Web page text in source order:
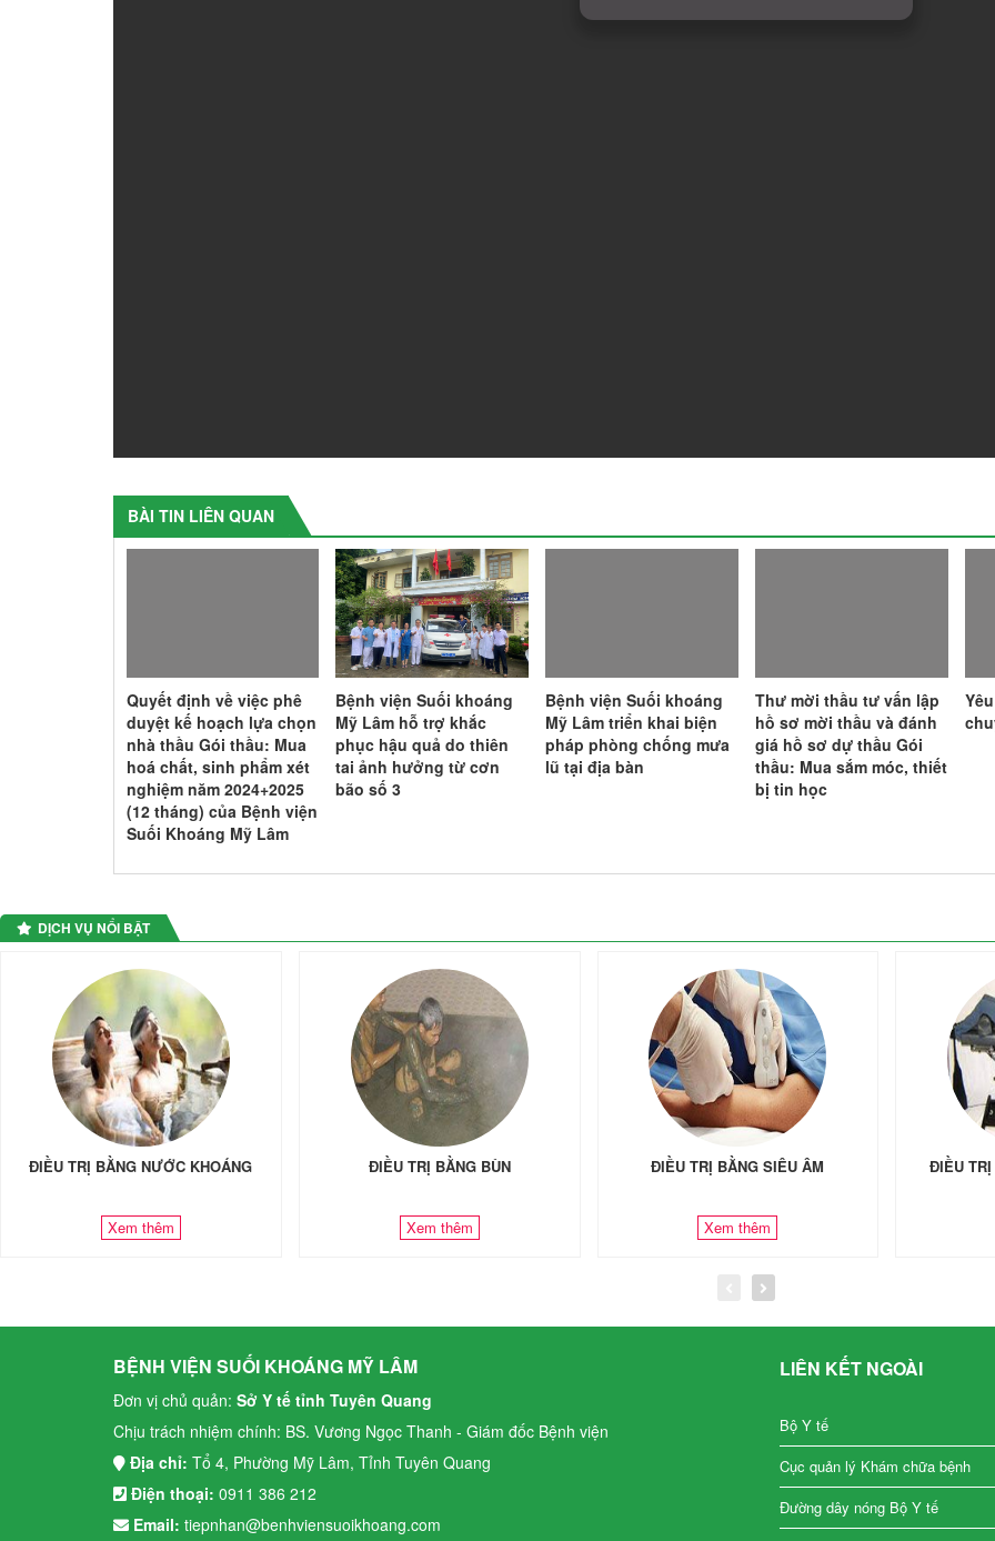
BÀI TIN LIÊN QUAN
Quyết định về việc phê
duyệt kế hoạch lựa chọn
nhà thầu Gói thầu: Mua
hoá chất, sinh phẩm xét
nghiệm năm 2024+2025
(12 tháng) của Bệnh viện
Suối Khoáng Mỹ Lâm
Bệnh viện Suối khoáng
Mỹ Lâm hỗ trợ khắc
phục hậu quả do thiên
tai ảnh hưởng từ cơn
bão số 3
Bệnh viện Suối khoáng
Mỹ Lâm triển khai biện
pháp phòng chống mưa
lũ tại địa bàn
Thư mời thầu tư vấn lập
hồ sơ mời thầu và đánh
giá hồ sơ dự thầu Gói
thầu: Mua sắm móc, thiết
bị tin học
DỊCH VỤ NỔI BẬT
ĐIỀU TRỊ BẰNG NƯỚC KHOÁNG
Xem thêm
ĐIỀU TRỊ BẰNG BÙN
Xem thêm
ĐIỀU TRỊ BẰNG SIÊU ÂM
Xem thêm
ĐIỀU
BỆNH VIỆN SUỐI KHOÁNG MỸ LÂM
Đơn vị chủ quản: Sở Y tế tỉnh Tuyên Quang
Chịu trách nhiệm chính: BS. Vương Ngọc Thanh - Giám đốc Bệnh viện
Địa chỉ: Tổ 4, Phường Mỹ Lâm, Tỉnh Tuyên Quang
Điện thoại: 0911 386 212
Email: tiepnhan@benhviensuoikhoang.com
LIÊN KẾT NGOÀI
Bộ Y tế
Cục quản lý Khám chữa bệnh
Đường dây nóng Bộ Y tế